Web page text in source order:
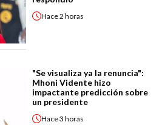
Hace2 horas
"Se visualiza ya la renuncia":
Mhoni Vidente hizo
impactante predicción sobre
un presidente
Hace3 horas